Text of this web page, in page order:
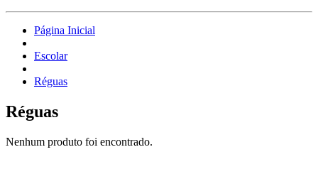
Página Inicial
Escolar
Réguas
Réguas
Nenhum produto foi encontrado.